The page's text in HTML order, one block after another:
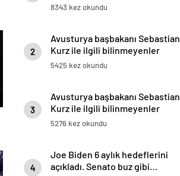
8343 kez okundu
2
Avusturya başbakanı Sebastian
Kurz ile ilgili bilinmeyenler
5425 kez okundu
3
Avusturya başbakanı Sebastian
Kurz ile ilgili bilinmeyenler
5276 kez okundu
4
Joe Biden 6 aylık hedeflerini
açıkladı. Senato buz gibi…